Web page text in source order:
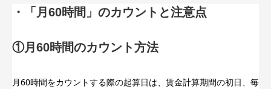
・「月60時間」のカウントと注意点
①月60時間のカウント方法
月60時間をカウントする際の起算日は、賃金計算期間の初日、毎